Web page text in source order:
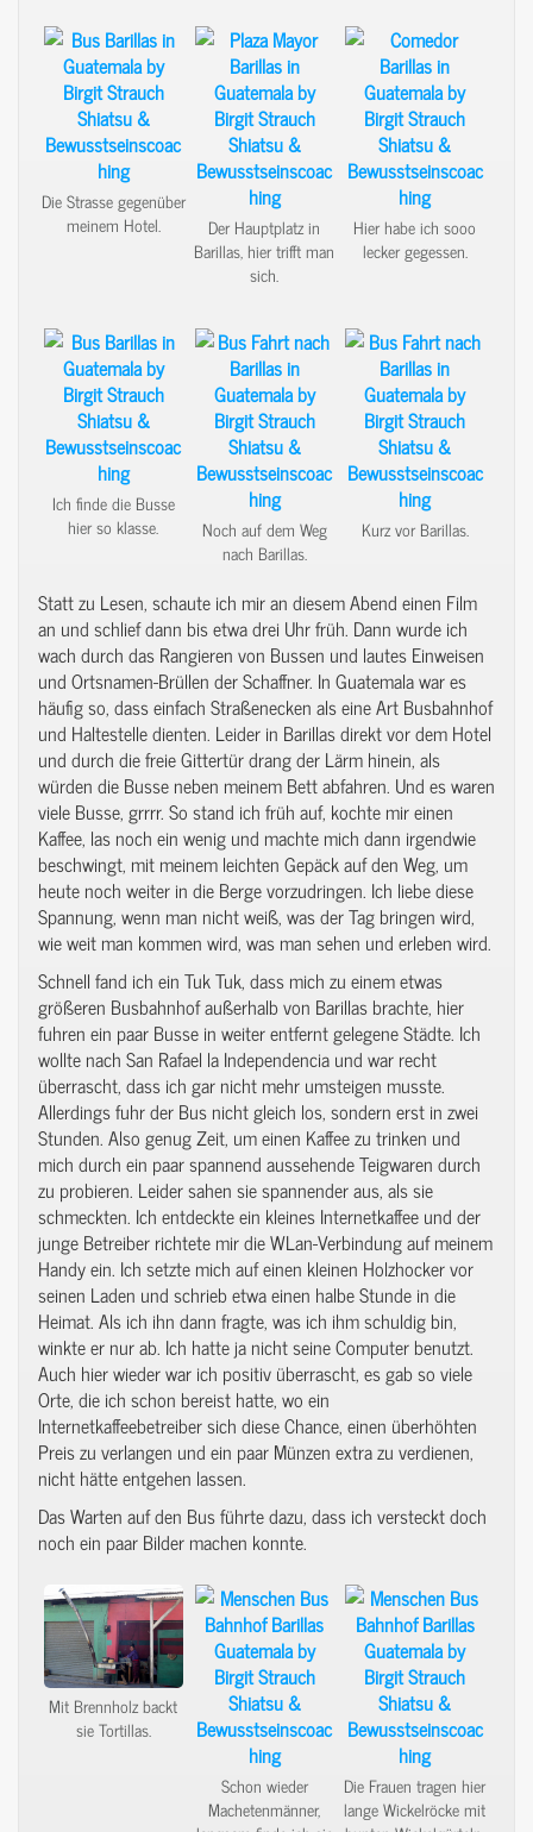
Die Strasse gegenüber
meinem Hotel.
Der Hauptplatz in
Barillas, hier trifft man
sich.
Hier habe ich sooo
lecker gegessen.
Ich finde die Busse
hier so klasse.
Noch auf dem Weg
nach Barillas.
Kurz vor Barillas.
Statt zu Lesen, schaute ich mir an diesem Abend einen Film
an und schlief dann bis etwa drei Uhr früh. Dann wurde ich
wach durch das Rangieren von Bussen und lautes Einweisen
und Ortsnamen-Brüllen der Schaffner. In Guatemala war es
häufig so, dass einfach Straßenecken als eine Art Busbahnhof
und Haltestelle dienten. Leider in Barillas direkt vor dem Hotel
und durch die freie Gittertür drang der Lärm hinein, als
würden die Busse neben meinem Bett abfahren. Und es waren
viele Busse, grrrr. So stand ich früh auf, kochte mir einen
Kaffee, las noch ein wenig und machte mich dann irgendwie
beschwingt, mit meinem leichten Gepäck auf den Weg, um
heute noch weiter in die Berge vorzudringen. Ich liebe diese
Spannung, wenn man nicht weiß, was der Tag bringen wird,
wie weit man kommen wird, was man sehen und erleben wird.
Schnell fand ich ein Tuk Tuk, dass mich zu einem etwas
größeren Busbahnhof außerhalb von Barillas brachte, hier
fuhren ein paar Busse in weiter entfernt gelegene Städte. Ich
wollte nach San Rafael la Independencia und war recht
überrascht, dass ich gar nicht mehr umsteigen musste.
Allerdings fuhr der Bus nicht gleich los, sondern erst in zwei
Stunden. Also genug Zeit, um einen Kaffee zu trinken und
mich durch ein paar spannend aussehende Teigwaren durch
zu probieren. Leider sahen sie spannender aus, als sie
schmeckten. Ich entdeckte ein kleines Internetkaffee und der
junge Betreiber richtete mir die WLan-Verbindung auf meinem
Handy ein. Ich setzte mich auf einen kleinen Holzhocker vor
seinen Laden und schrieb etwa einen halbe Stunde in die
Heimat. Als ich ihn dann fragte, was ich ihm schuldig bin,
winkte er nur ab. Ich hatte ja nicht seine Computer benutzt.
Auch hier wieder war ich positiv überrascht, es gab so viele
Orte, die ich schon bereist hatte, wo ein
Internetkaffeebetreiber sich diese Chance, einen überhöhten
Preis zu verlangen und ein paar Münzen extra zu verdienen,
nicht hätte entgehen lassen.
Das Warten auf den Bus führte dazu, dass ich versteckt doch
noch ein paar Bilder machen konnte.
Mit Brennholz backt
sie Tortillas.
Schon wieder
Machetenmänner,
Die Frauen tragen hier
lange Wickelröcke mit